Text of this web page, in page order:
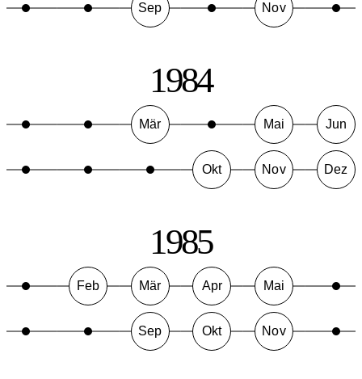
Sep Nov
1984
Mär Mai Jun
Okt Nov Dez
1985
Feb Mär Apr Mai
Sep Okt Nov